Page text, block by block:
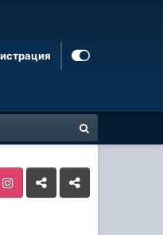
LivejournalOdnoklassniki